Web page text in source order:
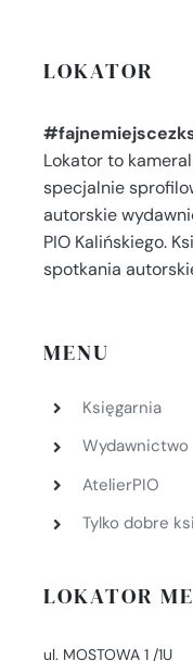
LOKATOR
Lokator to
specjalnie
autorskie
PIO Kalińskiego.
spotkania
MENU
Księgarnia
Wydawnictwo
AtelierPIO
Tylko dobre
LOKATOR
ul. MOSTOWA 1 /1U